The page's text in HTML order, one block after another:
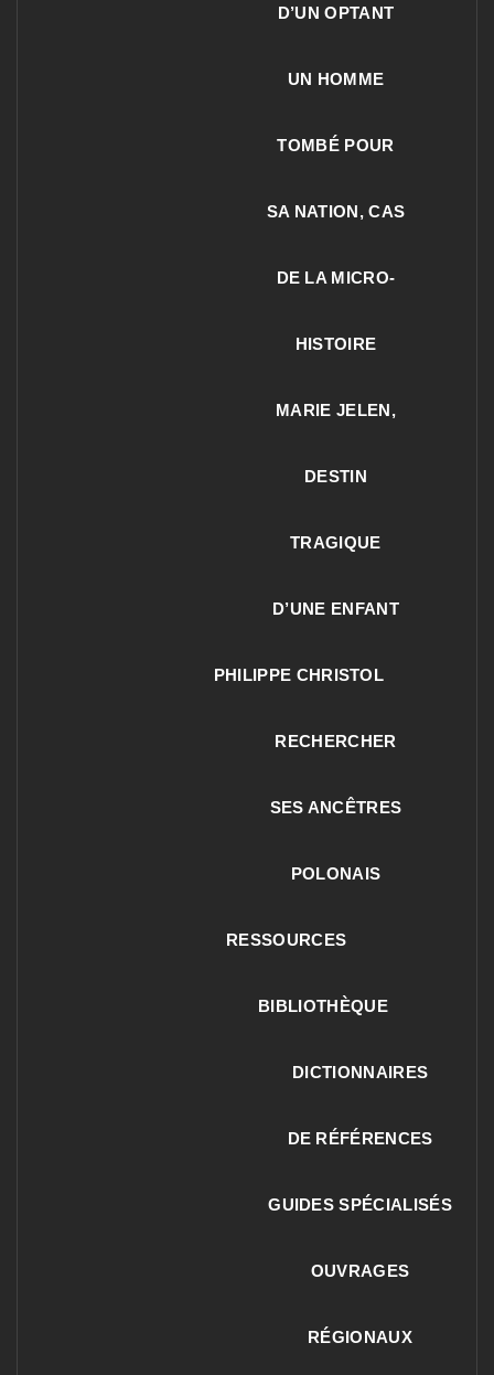
D’UN OPTANT
UN HOMME
TOMBÉ POUR
SA NATION, CAS
DE LA MICRO-
HISTOIRE
MARIE JELEN,
DESTIN
TRAGIQUE
D’UNE ENFANT
PHILIPPE CHRISTOL
RECHERCHER
SES ANCÊTRES
POLONAIS
RESSOURCES
BIBLIOTHÈQUE
DICTIONNAIRES
DE RÉFÉRENCES
GUIDES SPÉCIALISÉS
OUVRAGES
RÉGIONAUX